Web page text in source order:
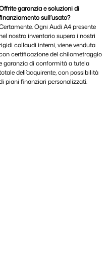
garanzia e soluzioni di
sull’usato?
Ogni Audi A4 presente
nostro inventario supera i nostri
collaudi interni, viene venduta
certificazione del chilometraggio
garanzia di conformità a tutela
dell’acquirente, con possibilità
piani finanziari personalizzati.